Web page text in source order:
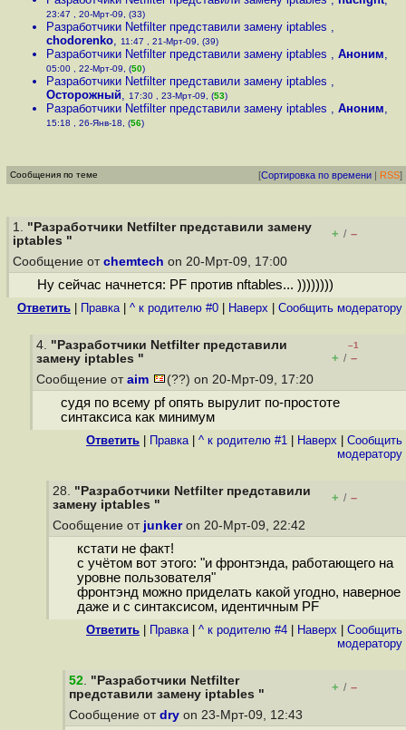
23:47 , 20-Мрт-09, (33)
Разработчики Netfilter представили замену iptables ,
chodorenko, 11:47 , 21-Мрт-09, (39)
Разработчики Netfilter представили замену iptables , Аноним,
05:00 , 22-Мрт-09, (50)
Разработчики Netfilter представили замену iptables ,
Осторожный, 17:30 , 23-Мрт-09, (53)
Разработчики Netfilter представили замену iptables , Аноним,
15:18 , 26-Янв-18, (56)
Сообщения по теме [Сортировка по времени | RSS]
1. "Разработчики Netfilter представили замену
iptables "
+ / –
Сообщение от chemtech on 20-Мрт-09, 17:00
Ну сейчас начнется: PF против nftables... ))))))))
Ответить Правка| ^ к родителю #0 Наверх Cообщить модератору
4. "Разработчики Netfilter представили
замену iptables "
–1
+ / –
Сообщение от aim (??) on 20-Мрт-09, 17:20
судя по всему pf опять вырулит по-простоте
синтаксиса как минимум
Ответить Правка| ^ к родителю #1 Наверх
Cообщить
модератору
28. "Разработчики Netfilter представили
замену iptables "
+ / –
Сообщение от junkeron 20-Мрт-09, 22:42
кстати не факт!
с учётом вот этого: "и фронтэнда, работающего на
уровне пользователя"
фронтэнд можно приделать какой угодно, наверное
даже и с синтаксисом, идентичным PF
Ответить Правка| ^ к родителю #4 Наверх
Cообщить
модератору
52. "Разработчики Netfilter
представили замену iptables "
+ / –
Сообщение от dry on 23-Мрт-09, 12:43